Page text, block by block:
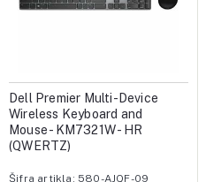
Dell Premier Multi-Device
Wireless Keyboard and
Mouse - KM7321W - HR
(QWERTZ)
Šifra artikla: 580-AJQF-09